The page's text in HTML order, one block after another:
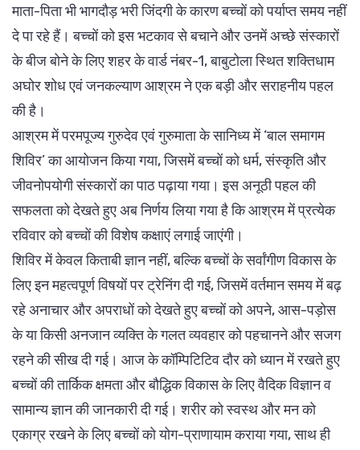
माता-पिता भी भागदौड़ भरी जिंदगी के कारण बच्चों को पर्याप्त समय नहीं
दे पा रहे हैं। बच्चों को इस भटकाव से बचाने और उनमें अच्छे संस्कारों
के बीज बोने के लिए शहर के वार्ड नंबर-1, बाबुटोला स्थित शक्तिधाम
अघोर शोध एवं जनकल्याण आश्रम ने एक बड़ी और सराहनीय पहल
की है।
आश्रम में परमपूज्य गुरुदेव एवं गुरुमाता के सानिध्य में ‘बाल समागम
शिविर’ का आयोजन किया गया, जिसमें बच्चों को धर्म, संस्कृति और
जीवनोपयोगी संस्कारों का पाठ पढ़ाया गया। इस अनूठी पहल की
सफलता को देखते हुए अब निर्णय लिया गया है कि आश्रम में प्रत्येक
रविवार को बच्चों की विशेष कक्षाएं लगाई जाएंगी।
शिविर में केवल किताबी ज्ञान नहीं, बल्कि बच्चों के सर्वांगीण विकास के
लिए इन महत्वपूर्ण विषयों पर ट्रेनिंग दी गई, जिसमें वर्तमान समय में बढ़
रहे अनाचार और अपराधों को देखते हुए बच्चों को अपने, आस-पड़ोस
के या किसी अनजान व्यक्ति के गलत व्यवहार को पहचानने और सजग
रहने की सीख दी गई। आज के कॉम्पिटिटिव दौर को ध्यान में रखते हुए
बच्चों की तार्किक क्षमता और बौद्धिक विकास के लिए वैदिक विज्ञान व
सामान्य ज्ञान की जानकारी दी गई। शरीर को स्वस्थ और मन को
एकाग्र रखने के लिए बच्चों को योग-प्राणायाम कराया गया, साथ ही